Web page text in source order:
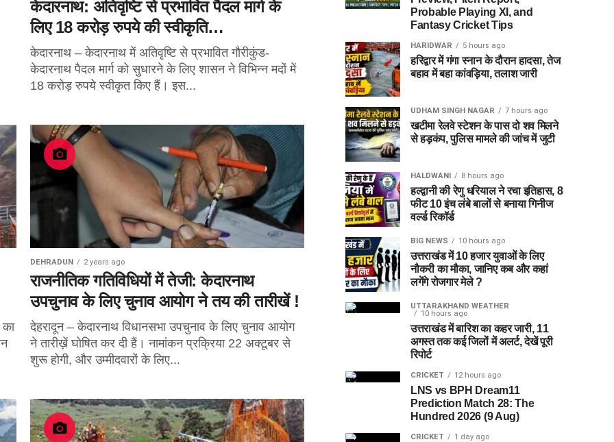
केदारनाथ: अतिवृष्टि से प्रभावित पैदल मार्ग के
लिए 18 करोड़ रुपये की स्वीकृति…
केदारनाथ – केदारनाथ में अतिवृष्टि से प्रभावित गौरीकुंड-
केदारनाथ पैदल मार्ग को सुधारने के लिए शासन ने विभिन्न मदों में
18 करोड़ रुपये स्वीकृत किए हैं। इस...
DEHRADUN 2 years ago
राजनीतिक गतिविधियों में तेजी: केदारनाथ
उपचुनाव के लिए चुनाव आयोग ने तय की तारीखें !
देहरादून – केदारनाथ विधानसभा उपचुनाव के लिए चुनाव आयोग
ने तारीख़ें घोषित कर दी हैं। नामांकन प्रक्रिया 22 अक्टूबर से
शुरू होगी, और उम्मीदवारों के लिए...
Probable Playing XI, and
Fantasy Cricket Tips
HARIDWAR 5 hours ago
हरिद्वार में गंगा स्नान के दौरान हादसा, तेज
बहाव में बहा कांवड़िया, तलाश जारी
UDHAM SINGH NAGAR 7 hours ago
खटीमा रेलवे स्टेशन के पास दो शव मिलने
से हड़कंप, पुलिस मामले की जांच में जुटी
HALDWANI 8 hours ago
हल्द्वानी की रेणु धरियाल ने रचा इतिहास, 8
फीट 10 इंच लंबे बालों से बनाया गिनीज
वर्ल्ड रिकॉर्ड
BIG NEWS 10 hours ago
उत्तराखंड में 10 हजार युवाओं के लिए
नौकरी का मौका, जानिए कब और कहां
लगेंगे रोजगार मेले ?
UTTARAKHAND WEATHER
10 hours ago
उत्तराखंड में बारिश का कहर जारी, 11
अगस्त तक कई जिलों में अलर्ट, देखें पूरी
रिपोर्ट
CRICKET 12 hours ago
LNS vs BPH Dream11
Prediction Match 28: The
Hundred 2026 (9 Aug)
CRICKET 1 day ago